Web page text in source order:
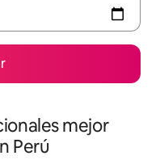
mejor
Perú